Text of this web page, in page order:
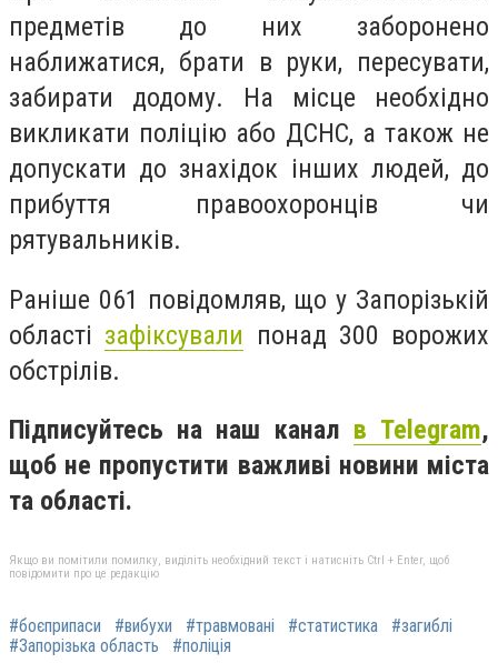
предметів до них заборонено
наближатися, брати в руки, пересувати,
забирати додому. На місце необхідно
викликати поліцію або ДСНС, а також не
допускати до знахідок інших людей, до
прибуття правоохоронців чи
рятувальників.
Раніше 061 повідомляв, що у Запорізькій
області зафіксували понад 300 ворожих
обстрілів.
Підписуйтесь на наш канал в Telegram,
щоб не пропустити важливі новини міста
та області.
Якщо ви помітили помилку, виділіть необхідний текст і натисніть Ctrl + Enter, щоб
повідомити про це редакцію
#боєприпаси #вибухи #травмовані #статистика
#загиблі
#Запорізька область
#поліція